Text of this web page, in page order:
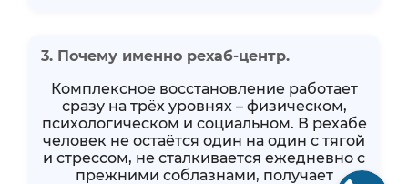
3. Почему именно рехаб-центр.
Комплексное восстановление работает
сразу на трёх уровнях – физическом,
психологическом и социальном. В рехабе
человек не остаётся один на один с тягой
и стрессом, не сталкивается ежедневно с
прежними соблазнами, получает